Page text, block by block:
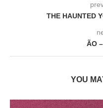
THE HAUNTED
ÃO
YOU